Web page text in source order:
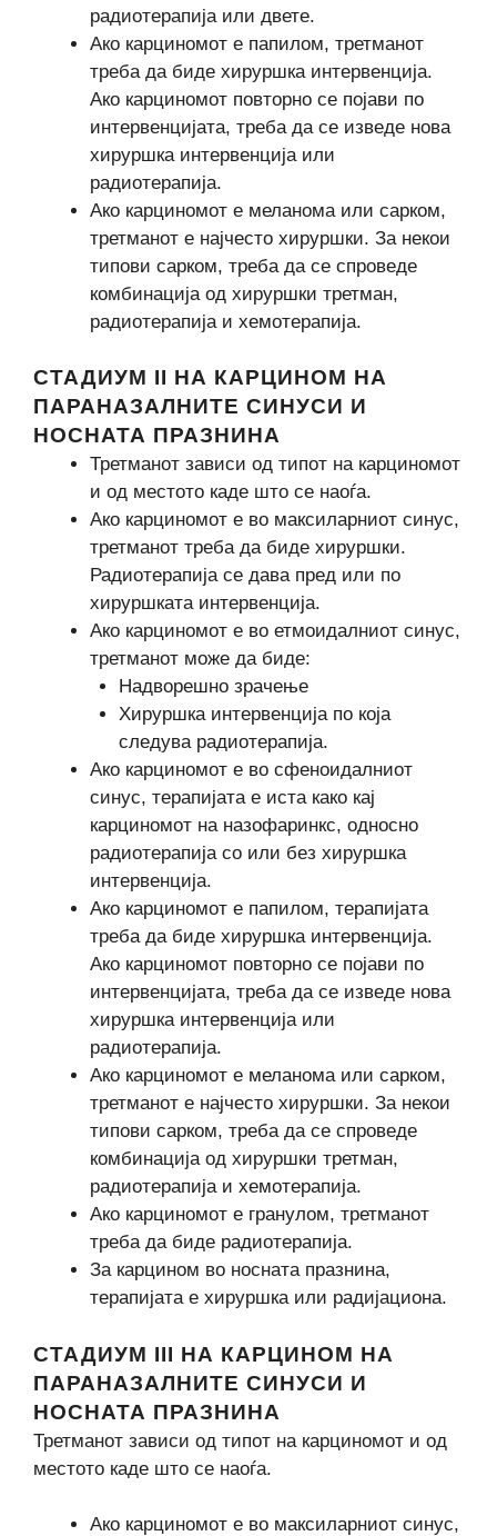
радиотерапија или двете.
Ако карциномот е папилом, третманот
треба да биде хируршка интервенција.
Ако карциномот повторно се појави по
интервенцијата, треба да се изведе нова
хируршка интервенција или
радиотерапија.
Ако карциномот е меланома или сарком,
третманот е најчесто хируршки. За некои
типови сарком, треба да се спроведе
комбинација од хируршки третман,
радиотерапија и хемотерапија.
СТАДИУМ II НА КАРЦИНОМ НА
ПАРАНАЗАЛНИТЕ СИНУСИ И
НОСНАТА ПРАЗНИНА
Третманот зависи од типот на карциномот
и од местото каде што се наоѓа.
Ако карциномот е во максиларниот синус,
третманот треба да биде хируршки.
Радиотерапија се дава пред или по
хируршката интервенција.
Ако карциномот е во етмоидалниот синус,
третманот може да биде:
Надворешно зрачење
Хируршка интервенција по која
следува радиотерапија.
Ако карциномот е во сфеноидалниот
синус, терапијата е иста како кај
карциномот на назофаринкс, односно
радиотерапија со или без хируршка
интервенција.
Ако карциномот е папилом, терапијата
треба да биде хируршка интервенција.
Ако карциномот повторно се појави по
интервенцијата, треба да се изведе нова
хируршка интервенција или
радиотерапија.
Ако карциномот е меланома или сарком,
третманот е најчесто хируршки. За некои
типови сарком, треба да се спроведе
комбинација од хируршки третман,
радиотерапија и хемотерапија.
Ако карциномот е гранулом, третманот
треба да биде радиотерапија.
За карцином во носната празнина,
терапијата е хируршка или радијациона.
СТАДИУМ III НА КАРЦИНОМ НА
ПАРАНАЗАЛНИТЕ СИНУСИ И
НОСНАТА ПРАЗНИНА
Третманот зависи од типот на карциномот и од
местото каде што се наоѓа.
Ако карциномот е во максиларниот синус,